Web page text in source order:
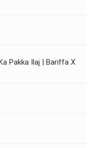
Pakka Ilaj | Bariffa X